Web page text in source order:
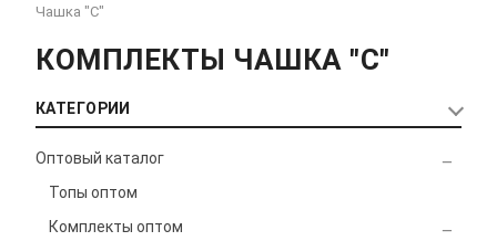
Чашка "C"
КОМПЛЕКТЫ ЧАШКА "C"
КАТЕГОРИИ
Оптовый каталог
Топы оптом
Комплекты оптом